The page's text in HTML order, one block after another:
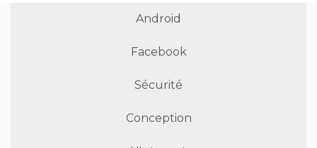
Android
Facebook
Sécurité
Conception